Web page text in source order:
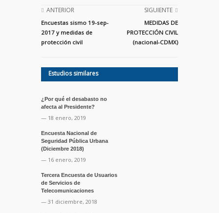
ANTERIOR
Encuestas sismo 19-sep-
2017 y medidas de
protección civil
SIGUIENTE
MEDIDAS DE
PROTECCIÓN CIVIL
(nacional-CDMX)
Estudios similares
¿Por qué el desabasto no
afecta al Presidente?
— 18 enero, 2019
Encuesta Nacional de
Seguridad Pública Urbana
(Diciembre 2018)
— 16 enero, 2019
Tercera Encuesta de Usuarios
de Servicios de
Telecomunicaciones
— 31 diciembre, 2018